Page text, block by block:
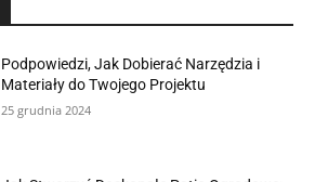
Podpowiedzi, Jak Dobierać Narzędzia i
Materiały do Twojego Projektu
25 grudnia 2024